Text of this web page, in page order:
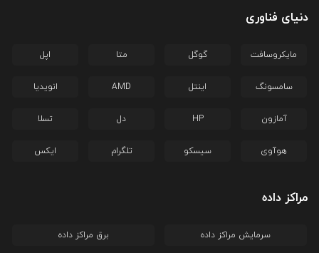
دنیای فناوری
مایکروسافت گوگل متا اپل
سامسونگ اینتل AMD انویدیا
آمازون HP دل تسلا
هوآوی سیسکو تلگرام ایکس
مراکز داده
سرمایش مراکز داده برق مراکز داده